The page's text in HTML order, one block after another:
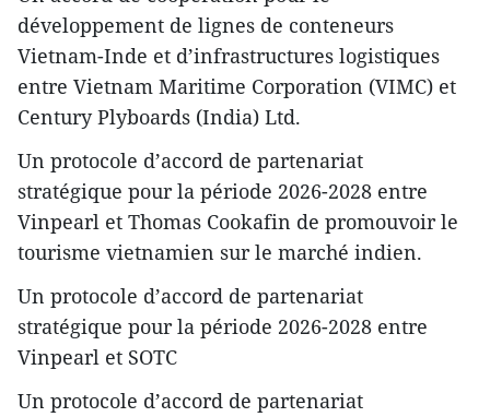
développement de lignes de conteneurs
Vietnam-Inde et d’infrastructures logistiques
entre Vietnam Maritime Corporation (VIMC) et
Century Plyboards (India) Ltd.
​​Un protocole d’accord de partenariat
stratégique pour la période 2026-2028 entre
Vinpearl et Thomas Cookafin de promouvoir le
tourisme vietnamien sur le marché indien.
​Un protocole d’accord de partenariat
stratégique pour la période 2026-2028 entre
Vinpearl et SOTC
​​Un protocole d’accord de partenariat